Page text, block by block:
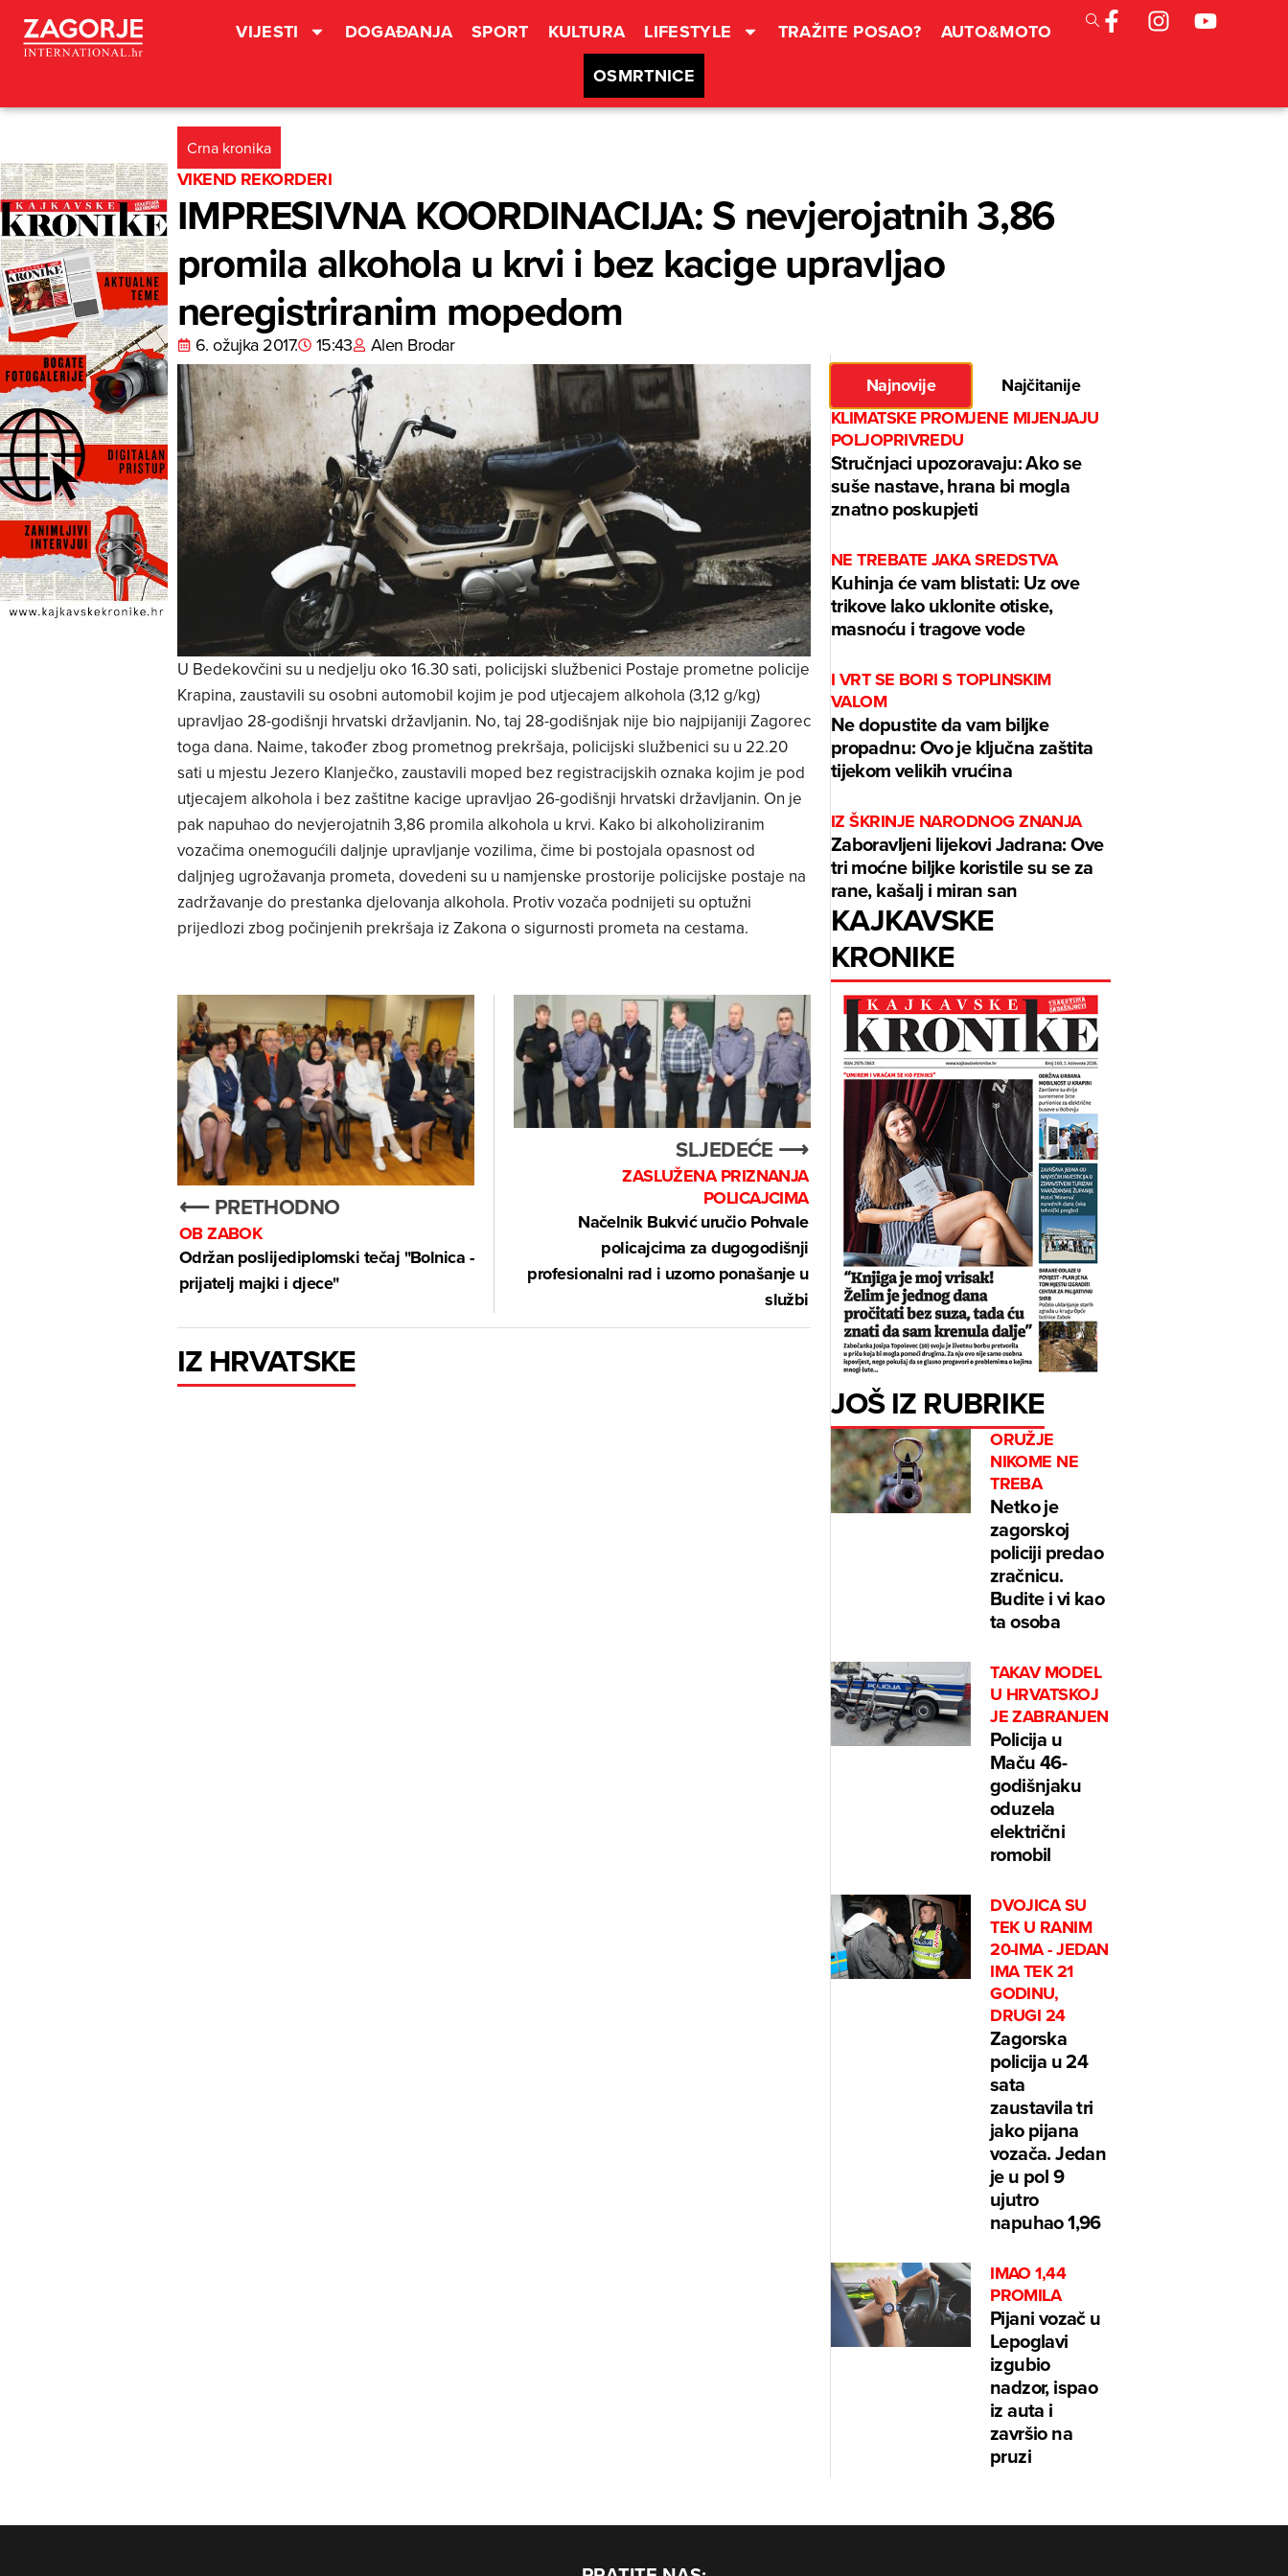
VIJESTI DOGAĐANJA SPORT KULTURA LIFESTYLE TRAŽITE POSAO?
AUTO&MOTO
OSMRTNICE
Crna kronika
VIKEND REKORDERI
IMPRESIVNA KOORDINACIJA: S nevjerojatnih 3,86
promila alkohola u krvi i bez kacige upravljao
neregistriranim mopedom
6. ožujka 2017. 15:43 Alen Brodar
U Bedekovčini su u nedjelju oko 16.30 sati, policijski službenici Postaje prometne policije
Krapina, zaustavili su osobni automobil kojim je pod utjecajem alkohola (3,12 g/kg)
upravljao 28-godišnji hrvatski državljanin. No, taj 28-godišnjak nije bio najpijaniji Zagorec
toga dana. Naime, također zbog prometnog prekršaja, policijski službenici su u 22.20
sati u mjestu Jezero Klanječko, zaustavili moped bez registracijskih oznaka kojim je pod
utjecajem alkohola i bez zaštitne kacige upravljao 26-godišnji hrvatski državljanin. On je
pak napuhao do nevjerojatnih 3,86 promila alkohola u krvi. Kako bi alkoholiziranim
vozačima onemogućili daljnje upravljanje vozilima, čime bi postojala opasnost od
daljnjeg ugrožavanja prometa, dovedeni su u namjenske prostorije policijske postaje na
zadržavanje do prestanka djelovanja alkohola. Protiv vozača podnijeti su optužni
prijedlozi zbog počinjenih prekršaja iz Zakona o sigurnosti prometa na cestama.
⟵ PRETHODNO
OB ZABOK
Održan poslijediplomski tečaj "Bolnica -
prijatelj majki i djece"
SLJEDEĆE ⟶
ZASLUŽENA PRIZNANJA
POLICAJCIMA
Načelnik Bukvić uručio Pohvale
policajcima za dugogodišnji
profesionalni rad i uzorno ponašanje u
službi
IZ HRVATSKE
Najnovije
Najčitanije
KLIMATSKE PROMJENE MIJENJAJU
POLJOPRIVREDU
Stručnjaci upozoravaju: Ako se
suše nastave, hrana bi mogla
znatno poskupjeti
NE TREBATE JAKA SREDSTVA
Kuhinja će vam blistati: Uz ove
trikove lako uklonite otiske,
masnoću i tragove vode
I VRT SE BORI S TOPLINSKIM
VALOM
Ne dopustite da vam biljke
propadnu: Ovo je ključna zaštita
tijekom velikih vrućina
IZ ŠKRINJE NARODNOG ZNANJA
Zaboravljeni lijekovi Jadrana: Ove
tri moćne biljke koristile su se za
rane, kašalj i miran san
KAJKAVSKE
KRONIKE
JOŠ IZ RUBRIKE
ORUŽJE
NIKOME NE
TREBA
Netko je
zagorskoj
policiji predao
zračnicu.
Budite i vi kao
ta osoba
TAKAV MODEL
U HRVATSKOJ
JE ZABRANJEN
Policija u
Maču 46-
godišnjaku
oduzela
električni
romobil
DVOJICA SU
TEK U RANIM
20-IMA - JEDAN
IMA TEK 21
GODINU,
DRUGI 24
Zagorska
policija u 24
sata
zaustavila tri
jako pijana
vozača. Jedan
je u pol 9
ujutro
napuhao 1,96
IMAO 1,44
PROMILA
Pijani vozač u
Lepoglavi
izgubio
nadzor, ispao
iz auta i
završio na
pruzi